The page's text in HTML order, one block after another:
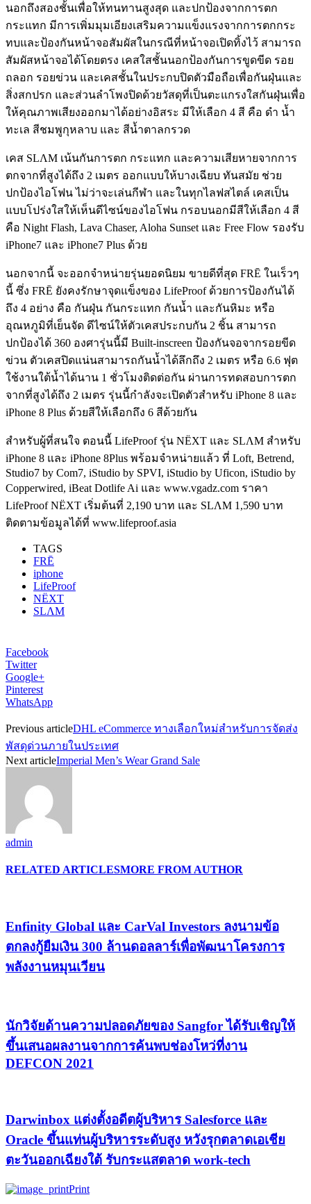
นอกถึงสองชั้นเพื่อให้ทนทานสูงสุด และปกป้องจากการตก
กระแทก มีการเพิ่มมุมเอียงเสริมความแข็งแรงจากการตกกระ
ทบและป้องกันหน้าจอสัมผัสในกรณีที่หน้าจอเปิดทิ้งไว้ สามารถ
สัมผัสหน้าจอได้โดยตรง เคสใสชั้นนอกป้องกันการขูดขีด รอย
ถลอก รอยข่วน และเคสชั้นในประกบปิดตัวมือถือเพื่อกันฝุ่นและ
สิ่งสกปรก และส่วนลำโพงปิดด้วยวัสดุที่เป็นตะแกรงใสกันฝุ่นเพื่อ
ให้คุณภาพเสียงออกมาได้อย่างอิสระ มีให้เลือก 4 สี คือ ดำ น้ำ
ทะเล สีชมพูกุหลาบ และ สีน้ำตาลกรวด
เคส SLΛM เน้นกันการตก กระแทก และความเสียหายจากการ
ตกจากที่สูงได้ถึง 2 เมตร ออกแบบให้บางเฉียบ ทันสมัย ช่วย
ปกป้องไอโฟน ไม่ว่าจะเล่นกีฬา และในทุกไลฟสไตล์ เคสเป็น
แบบโปร่งใสให้เห็นดีไซน์ของไอโฟน กรอบนอกมีสีให้เลือก 4 สี
คือ Night Flash, Lava Chaser, Aloha Sunset และ Free Flow รองรับ
iPhone7 และ iPhone7 Plus ด้วย
นอกจากนี้ จะออกจำหน่ายรุ่นยอดนิยม ขายดีที่สุด FRĒ ในเร็วๆ
นี้ ซึ่ง FRĒ ยังคงรักษาจุดแข็งของ LifeProof ด้วยการป้องกันได้
ถึง 4 อย่าง คือ กันฝุ่น กันกระแทก กันน้ำ และกันหิมะ หรือ
อุณหภูมิที่เย็นจัด ดีไซน์ให้ตัวเคสประกบกัน 2 ชิ้น สามารถ
ปกป้องได้ 360 องศารุ่นนี้มี Built-inscreen ป้องกันจอจากรอยขีด
ข่วน ตัวเคสปิดแน่นสามารถกันน้ำได้ลึกถึง 2 เมตร หรือ 6.6 ฟุต
ใช้งานใต้น้ำได้นาน 1 ชั่วโมงติดต่อกัน ผ่านการทดสอบการตก
จากที่สูงได้ถึง 2 เมตร รุ่นนี้กำลังจะเปิดตัวสำหรับ iPhone 8 และ
iPhone 8 Plus ด้วยสีให้เลือกถึง 6 สีด้วยกัน
สำหรับผู้ที่สนใจ ตอนนี้ LifeProof รุ่น NËXT และ SLΛM สำหรับ
iPhone 8 และ iPhone 8Plus พร้อมจำหน่ายแล้ว ที่ Loft, Betrend,
Studio7 by Com7, iStudio by SPVI, iStudio by Uficon, iStudio by
Copperwired, iBeat Dotlife Ai และ www.vgadz.com ราคา
LifeProof NËXT เริ่มต้นที่ 2,190 บาท และ SLΛM 1,590 บาท
ติดตามข้อมูลได้ที่ www.lifeproof.asia
TAGS
FRĒ
iphone
LifeProof
NËXT
SLΛM
Facebook
Twitter
Google+
Pinterest
WhatsApp
Previous articleDHL eCommerce ทางเลือกใหม่สำหรับการจัดส่ง
พัสดุด่วนภายในประเทศ
Next articleImperial Men’s Wear Grand Sale
admin
RELATED ARTICLESMORE FROM AUTHOR
Enfinity Global และ CarVal Investors ลงนามข้อ
ตกลงกู้ยืมเงิน 300 ล้านดอลลาร์เพื่อพัฒนาโครงการ
พลังงานหมุนเวียน
นักวิจัยด้านความปลอดภัยของ Sangfor ได้รับเชิญให้
ขึ้นเสนอผลงานจากการค้นพบช่องโหว่ที่งาน
DEFCON 2021
Darwinbox แต่งตั้งอดีตผู้บริหาร Salesforce และ
Oracle ขึ้นแท่นผู้บริหารระดับสูง หวังรุกตลาดเอเชีย
ตะวันออกเฉียงใต้ รับกระแสตลาด work-tech
Print